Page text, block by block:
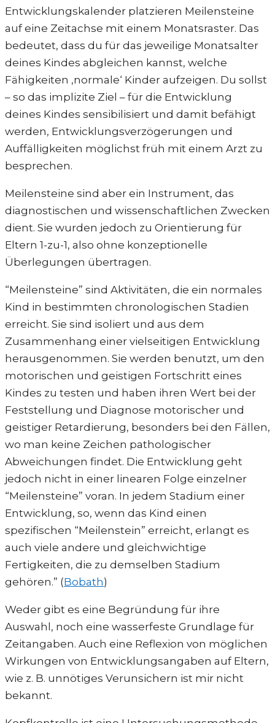
Entwicklungskalender platzieren Meilensteine
auf eine Zeitachse mit einem Monatsraster. Das
bedeutet, dass du für das jeweilige Monatsalter
deines Kindes abgleichen kannst, welche
Fähigkeiten ‚normale‘ Kinder aufzeigen. Du sollst
– so das implizite Ziel – für die Entwicklung
deines Kindes sensibilisiert und damit befähigt
werden, Entwicklungsverzögerungen und
Auffälligkeiten möglichst früh mit einem Arzt zu
besprechen.
Meilensteine sind aber ein Instrument, das
diagnostischen und wissenschaftlichen Zwecken
dient. Sie wurden jedoch zu Orientierung für
Eltern 1-zu-1, also ohne konzeptionelle
Überlegungen übertragen.
“Meilensteine” sind Aktivitäten, die ein normales
Kind in bestimmten chronologischen Stadien
erreicht. Sie sind isoliert und aus dem
Zusammenhang einer vielseitigen Entwicklung
herausgenommen. Sie werden benutzt, um den
motorischen und geistigen Fortschritt eines
Kindes zu testen und haben ihren Wert bei der
Feststellung und Diagnose motorischer und
geistiger Retardierung, besonders bei den Fällen,
wo man keine Zeichen pathologischer
Abweichungen findet. Die Entwicklung geht
jedoch nicht in einer linearen Folge einzelner
“Meilensteine” voran. In jedem Stadium einer
Entwicklung, so, wenn das Kind einen
spezifischen “Meilenstein” erreicht, erlangt es
auch viele andere und gleichwichtige
Fertigkeiten, die zu demselben Stadium
gehören.” (Bobath)
Weder gibt es eine Begründung für ihre
Auswahl, noch eine wasserfeste Grundlage für
Zeitangaben. Auch eine Reflexion von möglichen
Wirkungen von Entwicklungsangaben auf Eltern,
wie z. B. unnötiges Verunsichern ist mir nicht
bekannt.